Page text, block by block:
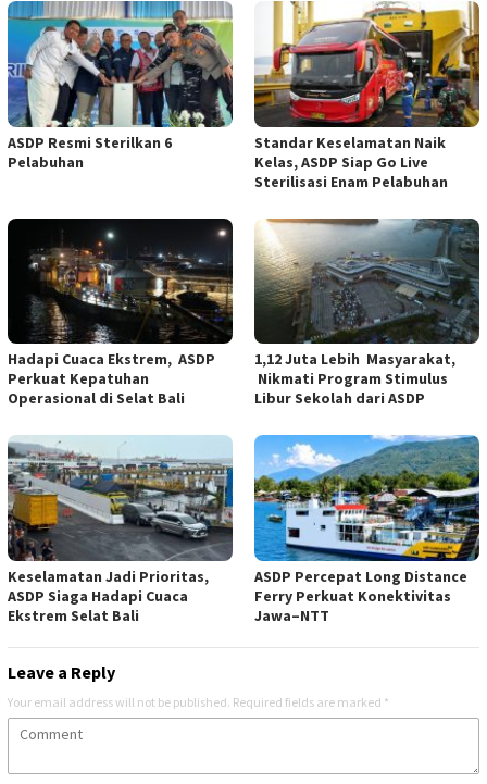
ASDP Resmi Sterilkan 6
Pelabuhan
Standar Keselamatan Naik
Kelas, ASDP Siap Go Live
Sterilisasi Enam Pelabuhan
Hadapi Cuaca Ekstrem, ASDP
Perkuat Kepatuhan
Operasional di Selat Bali
1,12 Juta Lebih Masyarakat,
Nikmati Program Stimulus
Libur Sekolah dari ASDP
Keselamatan Jadi Prioritas,
ASDP Siaga Hadapi Cuaca
Ekstrem Selat Bali
ASDP Percepat Long Distance
Ferry Perkuat Konektivitas
Jawa–NTT
Leave a Reply
Your email address will not be published. Required fields are marked *